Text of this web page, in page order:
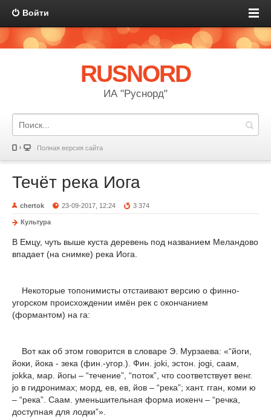
Войти
RUSNORD
ИА "Руснорд"
Полная версия сайта
Течёт река Иога
chertok 23-09-2017, 12:24 3 374
Культура
В Емцу, чуть выше куста деревень под названием Меландово
впадает (на снимке) река Иога.
Некоторые топонимисты отстаивают версию о финно-
угорском происхождении имён рек с окончанием
(формантом) на га:
Вот как об этом говорится в словаре Э. Мурзаева: «“йоги,
йоки, йока - зека (фин.-угор.). Фин. joki, эстон. jogi, саам,
jokka, мар. йогы – “течение”, “поток”, что соответствует венг.
jo в гидронимах; морд, ев, ев, йов – “река”; хант. гган, коми ю
– “река”. Саам. уменьшительная форма иокенч – “речка,
доступная для лодки”».